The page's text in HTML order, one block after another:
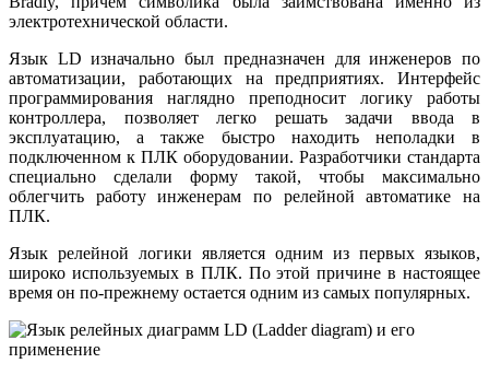
электротехнической области.
Язык LD изначально был предназначен для инженеров по
автоматизации, работающих на предприятиях. Интерфейс
программирования наглядно преподносит логику работы
контроллера, позволяет легко решать задачи ввода в
эксплуатацию, а также быстро находить неполадки в
подключенном к ПЛК оборудовании. Разработчики стандарта
специально сделали форму такой, чтобы максимально
облегчить работу инженерам по релейной автоматике на
ПЛК.
Язык релейной логики является одним из первых языков,
широко используемых в ПЛК. По этой причине в настоящее
время он по-прежнему остается одним из самых популярных.